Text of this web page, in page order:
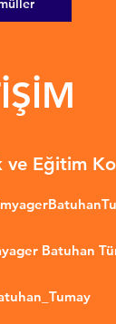
ve Eğitim
Batuhan